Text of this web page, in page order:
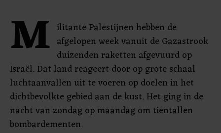
M ilitante Palestijnen hebben de
afgelopen week vanuit de Gazastrook
duizenden raketten afgevuurd op
Israël. Dat land reageert door op grote schaal
luchtaanvallen uit te voeren op doelen in het
dichtbevolkte gebied aan de kust. Het ging in de
nacht van zondag op maandag om tientallen
bombardementen.